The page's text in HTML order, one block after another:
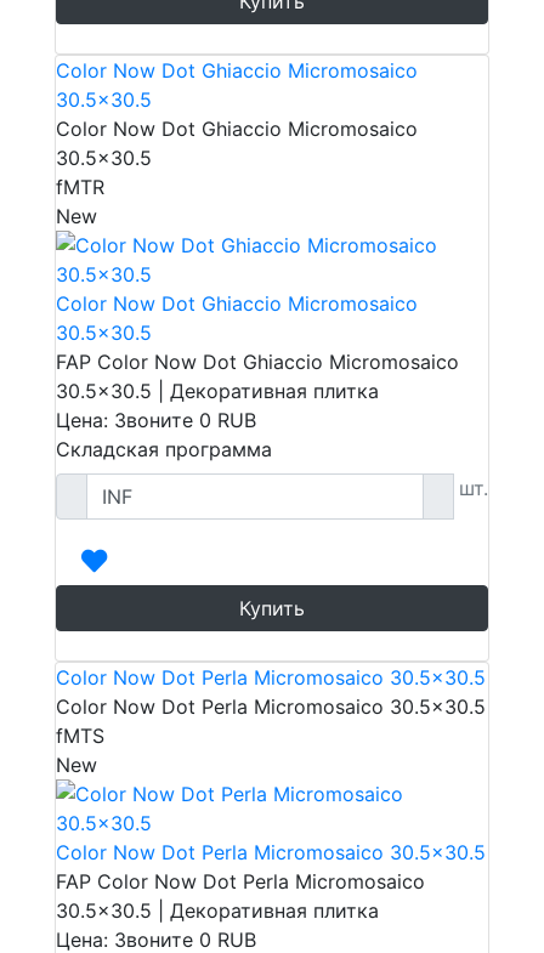
Color Now Dot Ghiaccio Micromosaico
30.5x30.5
Color Now Dot Ghiaccio Micromosaico
30.5x30.5
fMTR
New
Color Now Dot Ghiaccio Micromosaico
30.5x30.5
FAP Color Now Dot Ghiaccio Micromosaico
30.5x30.5 | Декоративная плитка
Цена: Звоните 0 RUB
Складская программа
шт.
Купить
Color Now Dot Perla Micromosaico 30.5x30.5
Color Now Dot Perla Micromosaico 30.5x30.5
fMTS
New
Color Now Dot Perla Micromosaico 30.5x30.5
FAP Color Now Dot Perla Micromosaico
30.5x30.5 | Декоративная плитка
Цена: Звоните 0 RUB